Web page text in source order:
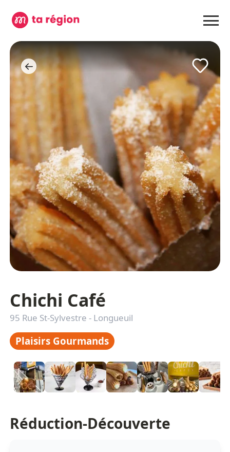
Chichi Café
95 Rue St-Sylvestre - Longueuil
Plaisirs Gourmands
Réduction-Découverte